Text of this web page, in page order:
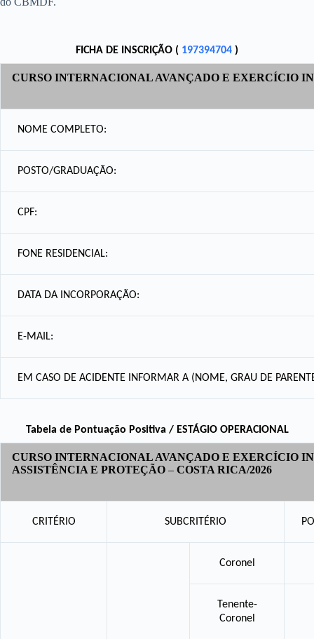
FICHA DE INSCRIÇÃO ( 197394704 )
CURSO INTERNACIONAL AVANÇADO E EXERCÍCIO
NOME COMPLETO:
POSTO/GRADUAÇÃO:
CPF:
FONE RESIDENCIAL:
DATA DA INCORPORAÇÃO:
E-MAIL:
EM CASO DE ACIDENTE INFORMAR A (NOME, GRAU DE
Tabela de Pontuação Positiva / ESTÁGIO OPERACIONAL
CURSO INTERNACIONAL AVANÇADO E EXERCÍCIO
ASSISTÊNCIA E PROTEÇÃO – COSTA RICA/2026
CRITÉRIO SUBCRITÉRIO
Coronel
Tenente-
Coronel